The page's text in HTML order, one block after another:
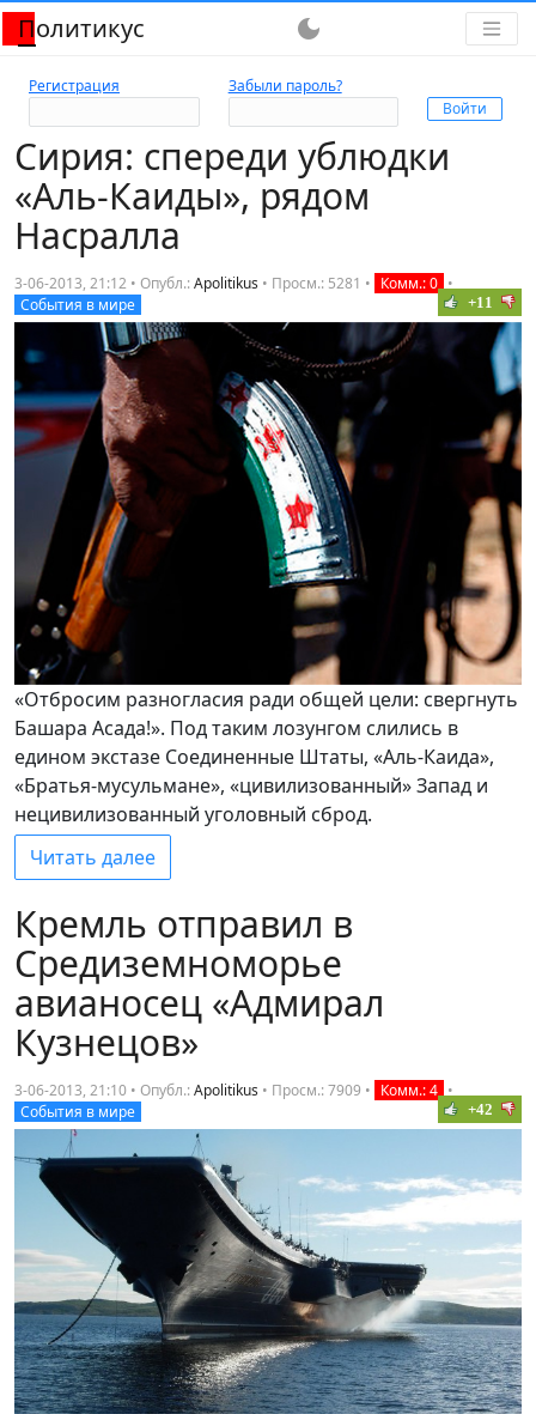
Политикус dark_mode
Регистрация Забыли пароль?
Сирия: спереди ублюдки
«Аль-Каиды», рядом
Насралла
3-06-2013, 21:12 • Опубл.:Apolitikus • Просм.: 5281 • Комм.: 0 •
События в мире
+11
«Отбросим разногласия ради общей цели: свергнуть
Башара Асада!». Под таким лозунгом слились в
едином экстазе Соединенные Штаты, «Аль-Каида»,
«Братья-мусульмане», «цивилизованный» Запад и
нецивилизованный уголовный сброд.
Читать далее
Кремль отправил в
Средиземноморье
авианосец «Адмирал
Кузнецов»
3-06-2013, 21:10 • Опубл.:Apolitikus • Просм.: 7909 • Комм.: 4 •
События в мире
+42